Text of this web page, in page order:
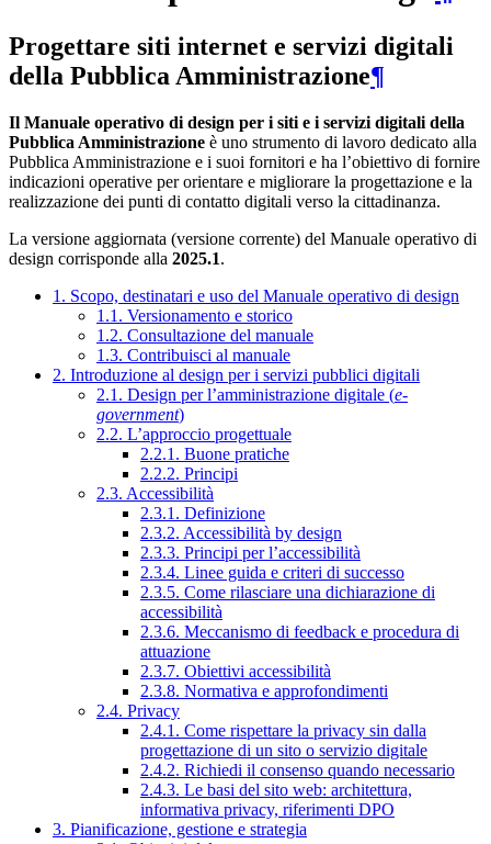
Progettare siti internet e servizi digitali
della Pubblica Amministrazione¶
Il Manuale operativo di design per i siti e i servizi digitali della
Pubblica Amministrazione è uno strumento di lavoro dedicato alla
Pubblica Amministrazione e i suoi fornitori e ha l’obiettivo di fornire
indicazioni operative per orientare e migliorare la progettazione e la
realizzazione dei punti di contatto digitali verso la cittadinanza.
La versione aggiornata (versione corrente) del Manuale operativo di
design corrisponde alla 2025.1.
1. Scopo, destinatari e uso del Manuale operativo di design
1.1. Versionamento e storico
1.2. Consultazione del manuale
1.3. Contribuisci al manuale
2. Introduzione al design per i servizi pubblici digitali
2.1. Design per l’amministrazione digitale (e-
government)
2.2. L’approccio progettuale
2.2.1. Buone pratiche
2.2.2. Principi
2.3. Accessibilità
2.3.1. Definizione
2.3.2. Accessibilità by design
2.3.3. Principi per l’accessibilità
2.3.4. Linee guida e criteri di successo
2.3.5. Come rilasciare una dichiarazione di
accessibilità
2.3.6. Meccanismo di feedback e procedura di
attuazione
2.3.7. Obiettivi accessibilità
2.3.8. Normativa e approfondimenti
2.4. Privacy
2.4.1. Come rispettare la privacy sin dalla
progettazione di un sito o servizio digitale
2.4.2. Richiedi il consenso quando necessario
2.4.3. Le basi del sito web: architettura,
informativa privacy, riferimenti DPO
3. Pianificazione, gestione e strategia